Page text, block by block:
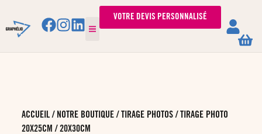
VOTRE DEVIS PERSONNALISÉ
ACCUEIL/ NOTRE BOUTIQUE/ TIRAGE PHOTOS/ TIRAGE PHOTO
20X25CM / 20X30CM